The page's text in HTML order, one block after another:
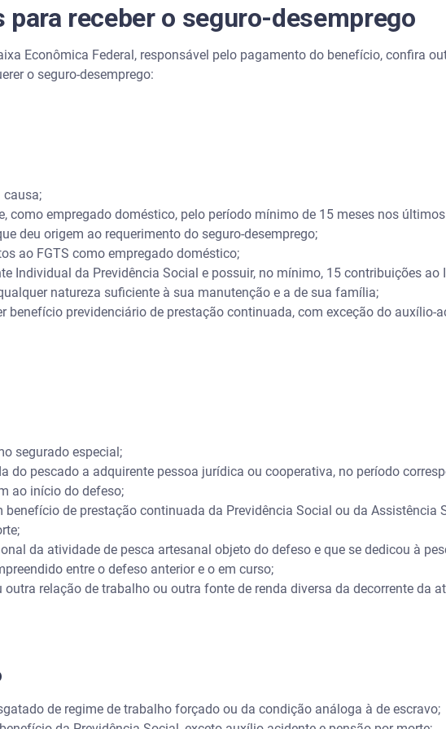
para receber o seguro-desemprego
Econômica Federal, responsável pelo pagamento do benefício, confira
o seguro-desemprego:
empregado doméstico, pelo período mínimo de 15 meses nos
deu origem ao requerimento do seguro-desemprego;
ao FGTS como empregado doméstico;
da Previdência Social e possuir, no mínimo, 15 contribuições ao
natureza suficiente à sua manutenção e a de sua família;
previdenciário de prestação continuada, com exceção do auxílio-
segurado especial;
pescado a adquirente pessoa jurídica ou cooperativa, no período
ao início do defeso;
de prestação continuada da Previdência Social ou da Assistência
da atividade de pesca artesanal objeto do defeso e que se dedicou à
entre o defeso anterior e o em curso;
relação de trabalho ou outra fonte de renda diversa da decorrente da
de regime de trabalho forçado ou da condição análoga à de escravo;